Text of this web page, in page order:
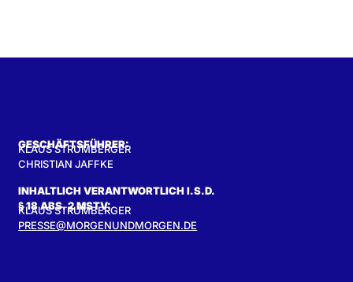
GESCHÄFTSFÜHRER:
KLAUS STRUMBERGER
CHRISTIAN JAFFKE
INHALTLICH VERANTWORTLICH I.S.D.
§ 18 ABS. 2 MSTV:
KLAUS STRUMBERGER
PRESSE@MORGENUNDMORGEN.DE